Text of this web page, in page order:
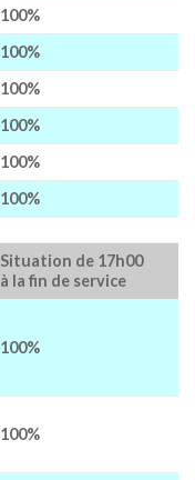
100%
100%
100%
100%
100%
100%
Situation de 17h00
à la fin de service
100%
100%